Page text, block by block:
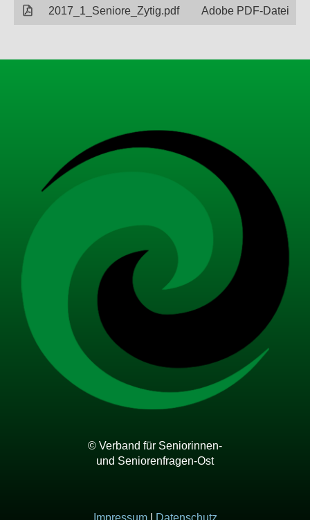
2017_1_Seniore_Zytig.pdf Adobe PDF-Datei
© Verband für Seniorinnen-
und Seniorenfragen-Ost
Impressum| Datenschutz